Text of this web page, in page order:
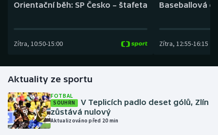
Dostihy
Golf
Gymnastika
Házená
Orientační běh: SP Česko – štafeta
Zítra, 10:50-15:00
Baseballová
Zítra, 12:55-16:15
Aktuality ze sportu
FOTBAL
SOUHRN
V Teplicích padlo deset gólů, Zlín
zůstává nulový
Aktualizováno před 20 min